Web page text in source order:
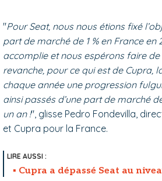
"Pour Seat, nous nous étions fixé
part de marché de 1 % en France en
accomplie et nous espérons faire de
revanche, pour ce qui est de Cupra,
chaque année une progression
ainsi passés d’une part de marché
un an !", glisse Pedro Fondevilla,
et Cupra pour la France.
Cupra a dépassé Seat au